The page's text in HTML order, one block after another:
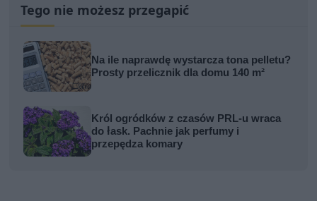
Tego nie możesz przegapić
Na ile naprawdę wystarcza tona pelletu?
Prosty przelicznik dla domu 140 m²
Król ogródków z czasów PRL-u wraca
do łask. Pachnie jak perfumy i
przepędza komary